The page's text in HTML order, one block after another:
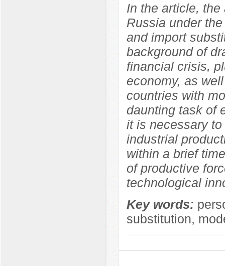
In the article,
Russia under
and import
background of
financial crisis,
economy, as
countries with
daunting task of
it is necessary
industrial
within a brief
of productive
technological
Key words:
substitution,